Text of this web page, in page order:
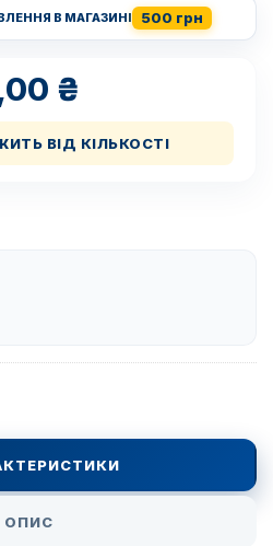
В МАГАЗИНІ 500 грн
₴
ВІД КІЛЬКОСТІ
ОПИС